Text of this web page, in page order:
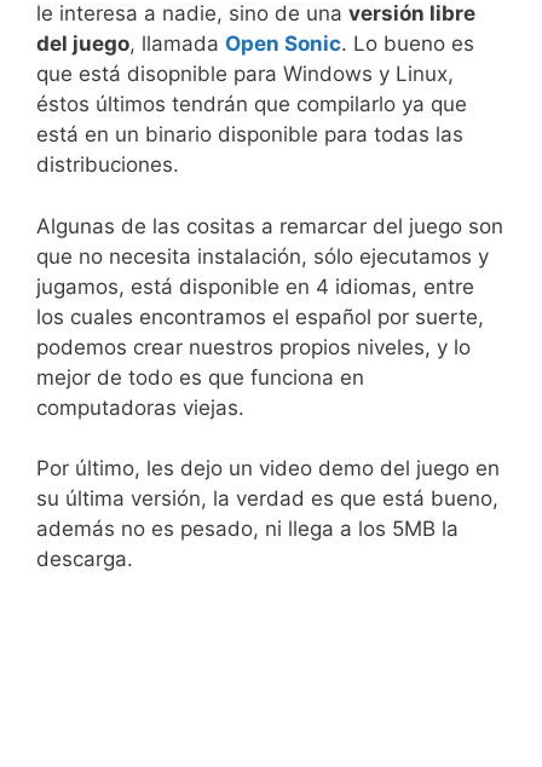
le interesa a nadie, sino de una versión libre
del juego, llamada Open Sonic. Lo bueno es
que está disopnible para Windows y Linux,
éstos últimos tendrán que compilarlo ya que
está en un binario disponible para todas las
distribuciones.
Algunas de las cositas a remarcar del juego son
que no necesita instalación, sólo ejecutamos y
jugamos, está disponible en 4 idiomas, entre
los cuales encontramos el español por suerte,
podemos crear nuestros propios niveles, y lo
mejor de todo es que funciona en
computadoras viejas.
Por último, les dejo un video demo del juego en
su última versión, la verdad es que está bueno,
además no es pesado, ni llega a los 5MB la
descarga.